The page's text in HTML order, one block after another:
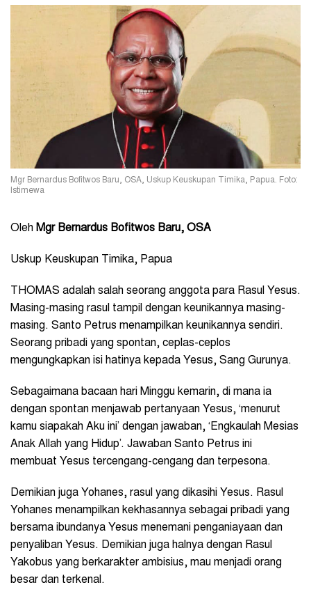
Mgr Bernardus Bofitwos Baru, OSA, Uskup Keuskupan Timika, Papua. Foto:
Istimewa
Oleh Mgr Bernardus Bofitwos Baru, OSA
Uskup Keuskupan Timika, Papua
THOMAS adalah salah seorang anggota para Rasul Yesus.
Masing-masing rasul tampil dengan keunikannya masing-
masing. Santo Petrus menampilkan keunikannya sendiri.
Seorang pribadi yang spontan, ceplas-ceplos
mengungkapkan isi hatinya kepada Yesus, Sang Gurunya.
Sebagaimana bacaan hari Minggu kemarin, di mana ia
dengan spontan menjawab pertanyaan Yesus, ‘menurut
kamu siapakah Aku ini’ dengan jawaban, ‘Engkaulah Mesias
Anak Allah yang Hidup’. Jawaban Santo Petrus ini
membuat Yesus tercengang-cengang dan terpesona.
Demikian juga Yohanes, rasul yang dikasihi Yesus. Rasul
Yohanes menampilkan kekhasannya sebagai pribadi yang
bersama ibundanya Yesus menemani penganiayaan dan
penyaliban Yesus. Demikian juga halnya dengan Rasul
Yakobus yang berkarakter ambisius, mau menjadi orang
besar dan terkenal.